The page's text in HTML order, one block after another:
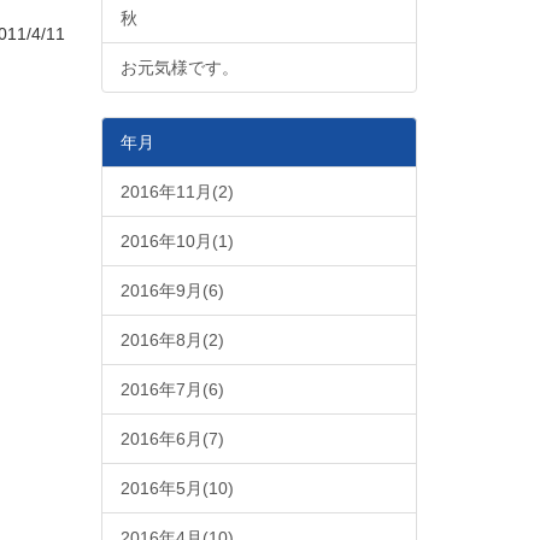
4/11
秋
お元気様です。
年月
2016年11月(2)
2016年10月(1)
2016年9月(6)
2016年8月(2)
2016年7月(6)
2016年6月(7)
2016年5月(10)